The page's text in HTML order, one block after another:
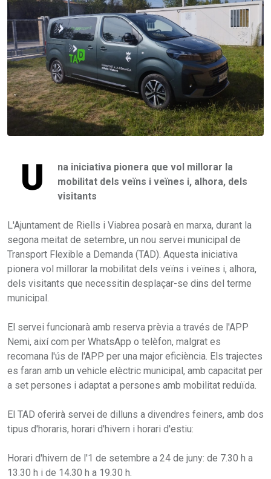
U
na iniciativa pionera que vol millorar la
mobilitat dels veïns i veïnes i, alhora, dels
visitants
L'Ajuntament de Riells i Viabrea posarà en marxa, durant la
segona meitat de setembre, un nou servei municipal de
Transport Flexible a Demanda (TAD). Aquesta iniciativa
pionera vol millorar la mobilitat dels veïns i veïnes i, alhora,
dels visitants que necessitin desplaçar-se dins del terme
municipal.
El servei funcionarà amb reserva prèvia a través de l'APP
Nemi, així com per WhatsApp o telèfon, malgrat es
recomana l'ús de l'APP per una major eficiència. Els trajectes
es faran amb un vehicle elèctric municipal, amb capacitat per
a set persones i adaptat a persones amb mobilitat reduïda.
El TAD oferirà servei de dilluns a divendres feiners, amb dos
tipus d'horaris, horari d'hivern i horari d'estiu:
Horari d'hivern de l'1 de setembre a 24 de juny: de 7.30 h a
13.30 h i de 14.30 h a 19.30 h.